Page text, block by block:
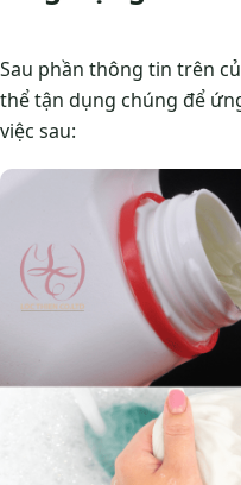
Sau phần thông tin trên
thể tận dụng chúng để
việc sau: